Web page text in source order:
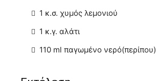
1 κ.σ. χυμός λεμονιού
1 κ.γ. αλάτι
110 ml παγωμένο νερό(περίπου)